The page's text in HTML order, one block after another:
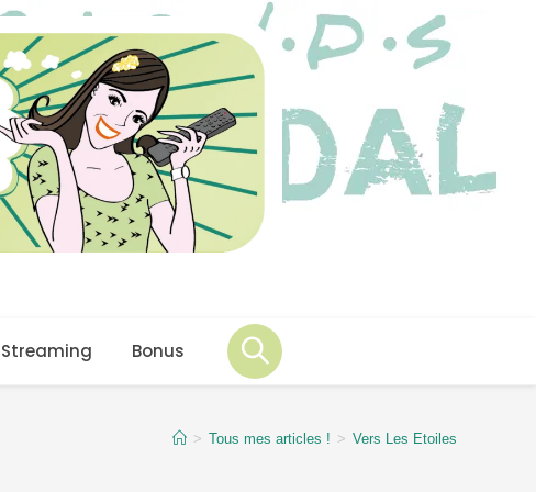
Streaming Bonus
> Tous mes articles ! > Vers Les Etoiles